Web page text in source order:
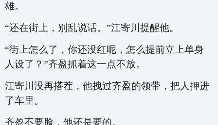
雄。
“还在街上，别乱说话。”江寄川提醒他。
“街上怎么了，你还没红呢，怎么提前立上单身
人设了？”齐盈抓着这一点不放。
江寄川没再搭茬，他拽过齐盈的领带，把人押进
了车里。
齐盈不要脸，他还是要的。